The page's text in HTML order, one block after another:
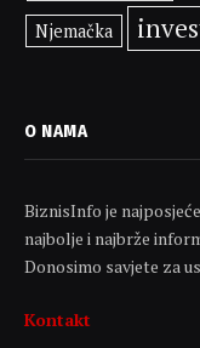
Njemačka
O NAMA
BiznisInfo je
najbolje i najbrže
Donosimo savjete za
Kontakt